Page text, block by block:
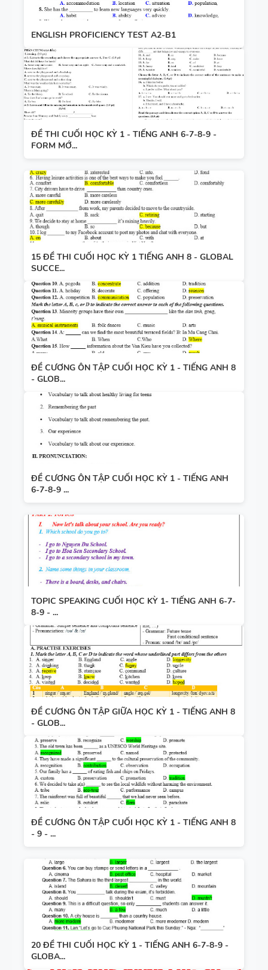
ENGLISH PROFICIENCY TEST A2-B1
ĐỀ THI CUỐI HỌC KỲ 1 - TIẾNG ANH 6-7-8-9 -
FORM MỚ...
15 ĐỀ THI CUỐI HỌC KỲ 1 TIẾNG ANH 8 - GLOBAL
SUCCE...
ĐỀ CƯƠNG ÔN TẬP CUỐI HỌC KỲ 1 - TIẾNG ANH 8
- GLOB...
ĐỀ CƯƠNG ÔN TẬP CUỐI HỌC KỲ 1 - TIẾNG ANH
6-7-8-9 ...
TOPIC SPEAKING CUỐI HỌC KỲ 1- TIẾNG ANH 6-7-
8-9 - ...
ĐỀ CƯƠNG ÔN TẬP GIỮA HỌC KỲ 1 - TIẾNG ANH 8
- GLOB...
ĐỀ CƯƠNG ÔN TẬP CUỐI HỌC KỲ 1 - TIẾNG ANH 8
- 9 - ...
20 ĐỀ THI CUỐI HỌC KỲ 1 - TIẾNG ANH 6-7-8-9 -
GLOBA...